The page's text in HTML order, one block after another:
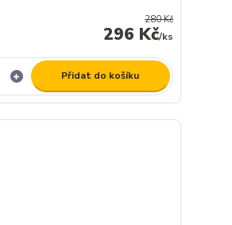
280 Kč
296 Kč/ks
Přidat do košíku